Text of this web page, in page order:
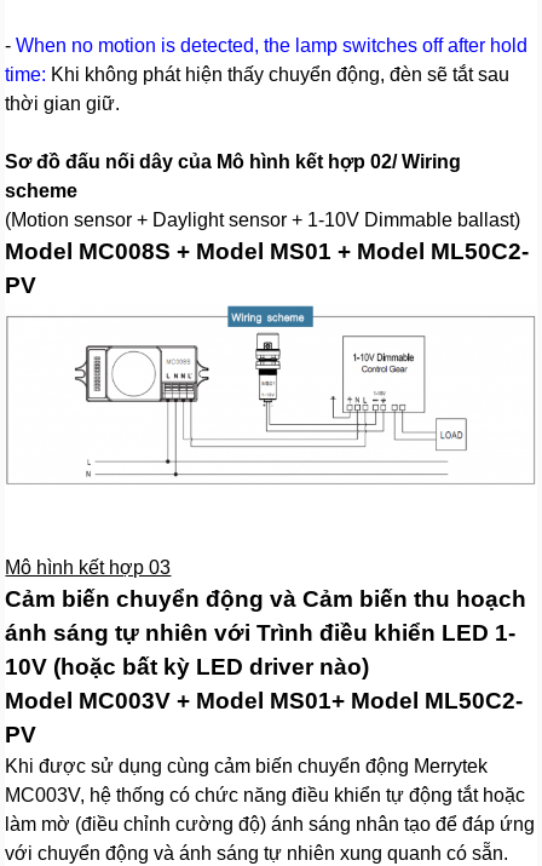
-When no motion is detected, the lamp switches off after hold
time: Khi không phát hiện thấy chuyển động, đèn sẽ tắt sau
thời gian giữ.
Sơ đồ đấu nối dây của Mô hình kết hợp 02/ Wiring
scheme
(Motion sensor + Daylight sensor + 1-10V Dimmable ballast)
Model MC008S + Model MS01 + Model ML50C2-
PV
Mô hình kết hợp 03
Cảm biến chuyển động và Cảm biến thu hoạch
ánh sáng tự nhiên với Trình điều khiển LED 1-
10V (hoặc bất kỳ LED driver nào)
Model MC003V + Model MS01+ Model ML50C2-
PV
Khi được sử dụng cùng cảm biến chuyển động Merrytek
MC003V, hệ thống có chức năng điều khiển tự động tắt hoặc
làm mờ (điều chỉnh cường độ) ánh sáng nhân tạo để đáp ứng
với chuyển động và ánh sáng tự nhiên xung quanh có sẵn.